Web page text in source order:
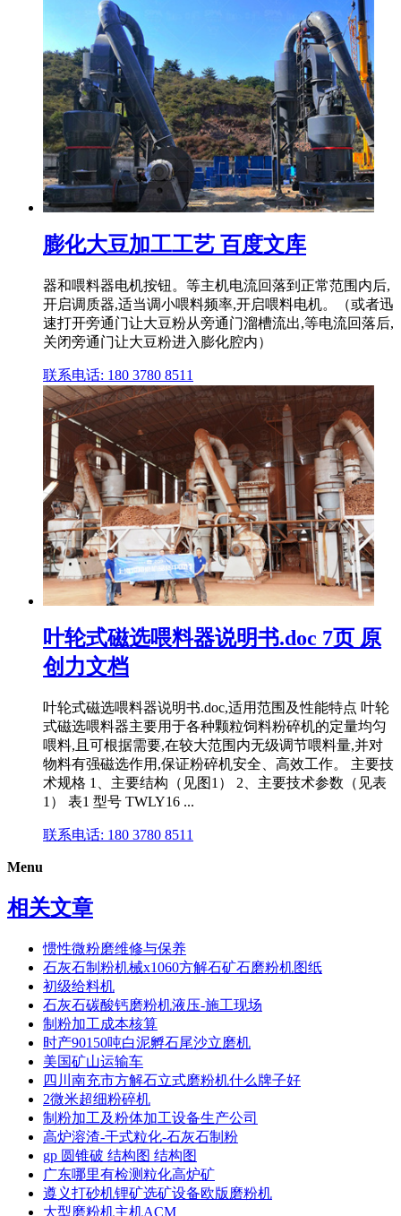
膨化大豆加工工艺 百度文库
器和喂料器电机按钮。等主机电流回落到正常范围内后,
开启调质器,适当调小喂料频率,开启喂料电机。（或者迅
速打开旁通门让大豆粉从旁通门溜槽流出,等电流回落后,
关闭旁通门让大豆粉进入膨化腔内）
联系电话: 180 3780 8511
叶轮式磁选喂料器说明书.doc 7页 原
创力文档
叶轮式磁选喂料器说明书.doc,适用范围及性能特点 叶轮
式磁选喂料器主要用于各种颗粒饲料粉碎机的定量均匀
喂料,且可根据需要,在较大范围内无级调节喂料量,并对
物料有强磁选作用,保证粉碎机安全、高效工作。 主要技
术规格 1、主要结构（见图1） 2、主要技术参数（见表
1） 表1 型号 TWLY16 ...
联系电话: 180 3780 8511
Menu
相关文章
惯性微粉磨维修与保养
石灰石制粉机械x1060方解石矿石磨粉机图纸
初级给料机
石灰石碳酸钙磨粉机液压-施工现场
制粉加工成本核算
时产90150吨白泥孵石尾沙立磨机
美国矿山运输车
四川南充市方解石立式磨粉机什么牌子好
2微米超细粉碎机
制粉加工及粉体加工设备生产公司
高炉溶渣-干式粒化-石灰石制粉
gp 圆锥破 结构图 结构图
广东哪里有检测粒化高炉矿
遵义打砂机锂矿选矿设备欧版磨粉机
大型磨粉机主机ACM